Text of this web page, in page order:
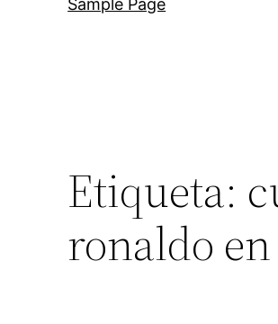
Sample Page
Etiqueta:
ronaldo